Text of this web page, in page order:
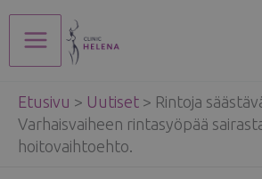
Siirry
sisältöön
Main
Menu
Etusivu > Uutiset > Rintoja
Varhaisvaiheen rintasyöpää
hoitovaihtoehto.